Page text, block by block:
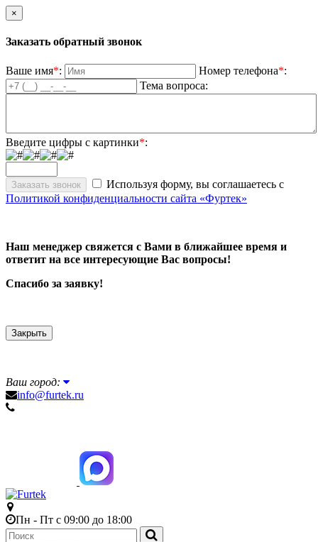
×
Заказать обратный звонок
Ваше имя*: Номер телефона*:
Тема вопроса:
Введите цифры с картинки*:
Используя форму, вы соглашаетесь с
Политикой конфиденциальности сайта «Фуртек»
Наш менеджер свяжется с Вами в ближайшее время и
ответит на все интересующие Вас вопросы!
Спасибо за заявку!
Закрыть
Ваш город:
info@furtek.ru
Пн - Пт с 09:00 до 18:00